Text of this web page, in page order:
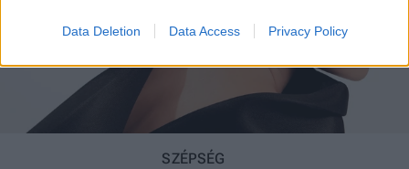
Data Deletion Data Access Privacy Policy
SZÉPSÉG